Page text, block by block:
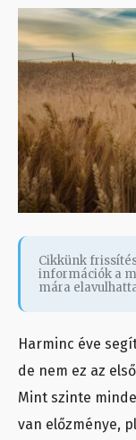
Cikkünk
információk a
mára
Harminc éve
de nem ez az
Mint szinte
van előzménye,